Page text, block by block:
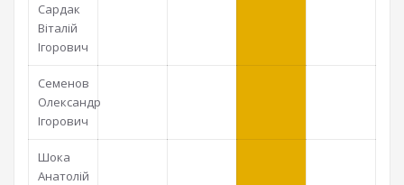
Сардак
Віталій
Ігорович
Семенов
Олександр
Ігорович
Шока
Анатолій